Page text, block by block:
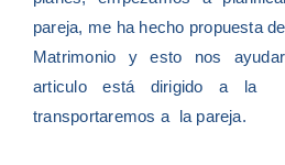
pareja, me ha hecho propuesta de
Matrimonio y esto nos
articulo está dirigido a la
transportaremos a la pareja.